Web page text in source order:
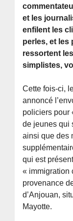
et les
enfilent les
perles, et les
ressortent
simplistes,
Cette fois-ci,
annoncé
policiers pour
de jeunes qui
ainsi que des
qui est
« immigration
provenance
d’Anjouan,
Mayotte.